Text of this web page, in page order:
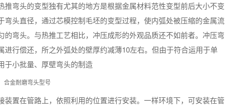
弯头的变型独有尤其的地方是根据金属材料范性变型前后大小不变
头直径，通过芯模控制毛坯的变型过程，使内弧处被压缩的金属流
弯头。与热推工艺相比，冲压成形的外观品质还不如前者。冲压弯
行偿还，所之外弧处的壁厚约减薄10左右。但由于符合运用于单
于小批量、厚壁弯头的制造
装置在管路上，依照利用的位置进行安装。一样环境下，可安装在管